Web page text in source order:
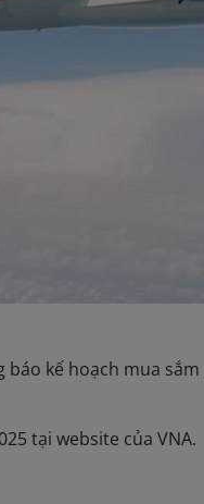
kế hoạch mua
tại website của VNA.